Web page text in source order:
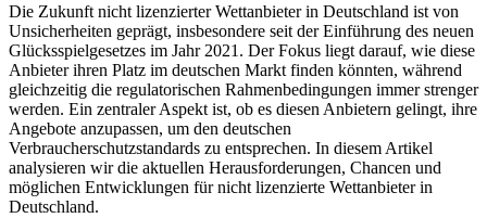
Die Zukunft nicht lizenzierter Wettanbieter in Deutschland ist von
Unsicherheiten geprägt, insbesondere seit der Einführung des neuen
Glücksspielgesetzes im Jahr 2021. Der Fokus liegt darauf, wie diese
Anbieter ihren Platz im deutschen Markt finden könnten, während
gleichzeitig die regulatorischen Rahmenbedingungen immer strenger
werden. Ein zentraler Aspekt ist, ob es diesen Anbietern gelingt, ihre
Angebote anzupassen, um den deutschen
Verbraucherschutzstandards zu entsprechen. In diesem Artikel
analysieren wir die aktuellen Herausforderungen, Chancen und
möglichen Entwicklungen für nicht lizenzierte Wettanbieter in
Deutschland.